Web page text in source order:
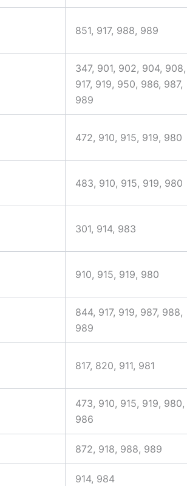
851, 917, 988, 989
347, 901, 902, 904, 908,
917, 919, 950, 986, 987,
989
472, 910, 915, 919, 980
483, 910, 915, 919, 980
301, 914, 983
910, 915, 919, 980
844, 917, 919, 987, 988,
989
817, 820, 911, 981
473, 910, 915, 919, 980,
986
872, 918, 988, 989
914, 984